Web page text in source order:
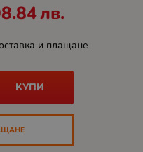
лв.
и плащане
КУПИ